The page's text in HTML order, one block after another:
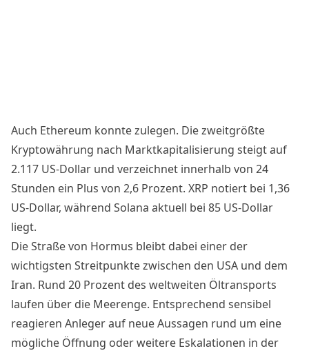
Auch Ethereum konnte zulegen. Die zweitgrößte
Kryptowährung nach Marktkapitalisierung steigt auf
2.117 US-Dollar und verzeichnet innerhalb von 24
Stunden ein Plus von 2,6 Prozent. XRP notiert bei 1,36
US-Dollar, während Solana aktuell bei 85 US-Dollar
liegt.
Die Straße von Hormus bleibt dabei einer der
wichtigsten Streitpunkte zwischen den USA und dem
Iran. Rund 20 Prozent des weltweiten Öltransports
laufen über die Meerenge. Entsprechend sensibel
reagieren Anleger auf neue Aussagen rund um eine
mögliche Öffnung oder weitere Eskalationen in der